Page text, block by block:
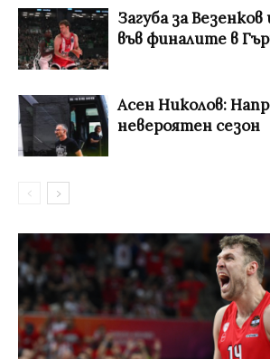
Загуба за
във финалите в
Асен Николов:
невероятен сезон